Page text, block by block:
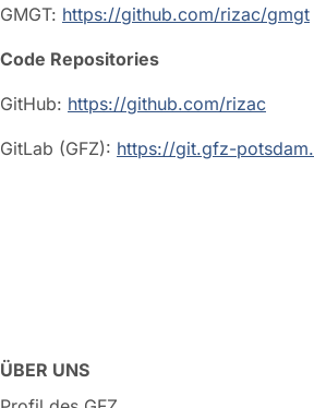
GMGT: https://github.com/rizac/gmgt
Code Repositories
GitHub: https://github.com/rizac
GitLab (GFZ): https://git.gfz-
ÜBER UNS